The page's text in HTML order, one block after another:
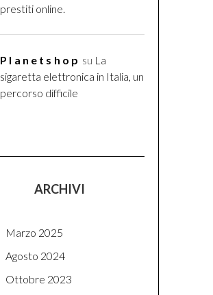
prestiti online.
Planetshop su La
sigaretta elettronica in Italia, un
percorso difficile
ARCHIVI
Marzo 2025
Agosto 2024
Ottobre 2023